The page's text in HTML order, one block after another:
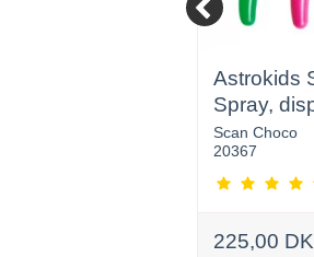
Astrokids
Spray,
Scan Choco
20367
225,00